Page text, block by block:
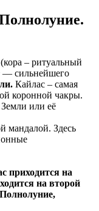
– ритуальный
— сильнейшего
Кайлас – самая
коронной чакры.
Земли или её
мандалой. Здесь
приходится на
на второй